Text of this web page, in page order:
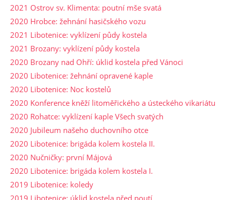
2021 Ostrov sv. Klimenta: poutní mše svatá
2020 Hrobce: žehnání hasičského vozu
2021 Libotenice: vyklízení půdy kostela
2021 Brozany: vyklízení půdy kostela
2020 Brozany nad Ohří: úklid kostela před Vánoci
2020 Libotenice: žehnání opravené kaple
2020 Libotenice: Noc kostelů
2020 Konference kněží litoměřického a ústeckého vikariátu
2020 Rohatce: vyklízení kaple Všech svatých
2020 Jubileum našeho duchovního otce
2020 Libotenice: brigáda kolem kostela II.
2020 Nučničky: první Májová
2020 Libotenice: brigáda kolem kostela I.
2019 Libotenice: koledy